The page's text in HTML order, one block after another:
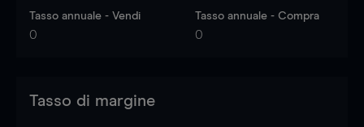
Tasso annuale - Vendi
0
Tasso annuale - Compra
0
Tasso di margine